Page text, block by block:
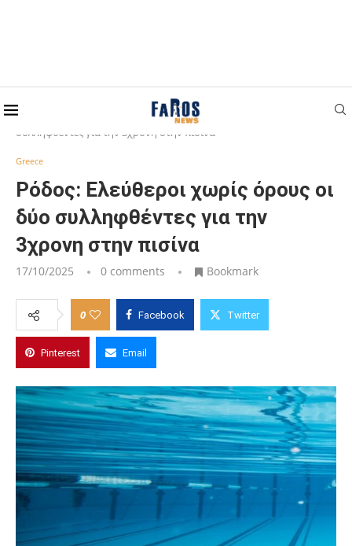
Home
Ρόδος: Ελεύθεροι χωρίς όρους οι δύο
συλληφθέντες για την 3χρονη στην πισίνα
Greece
Ρόδος: Ελεύθεροι χωρίς όρους οι
δύο συλληφθέντες για την
3χρονη στην πισίνα
17/10/2025 0 comments Bookmark
0 Facebook Twitter
Pinterest Email